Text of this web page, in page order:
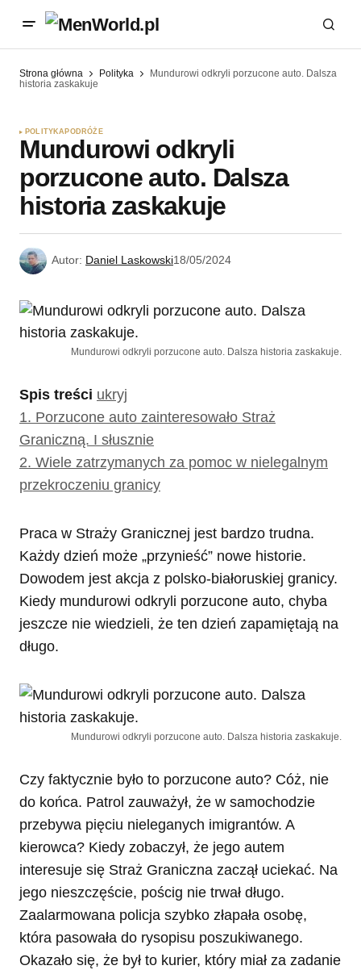
Strona główna Polityka
Mundurowi odkryli porzucone auto. Dalsza
historia zaskakuje
POLITYKA PODRÓŻE
Mundurowi odkryli
porzucone auto. Dalsza
historia zaskakuje
Autor: Daniel Laskowski18/05/2024
Mundurowi odkryli porzucone auto. Dalsza historia zaskakuje.
Spis treści ukryj
1. Porzucone auto zainteresowało Straż
Graniczną. I słusznie
2. Wiele zatrzymanych za pomoc w nielegalnym
przekroczeniu granicy
Praca w Straży Granicznej jest bardzo trudna.
Każdy dzień może „przynieść” nowe historie.
Dowodem jest akcja z polsko-białoruskiej granicy.
Kiedy mundurowi odkryli porzucone auto, chyba
jeszcze nie wiedzieli, że ten dzień zapamiętają na
długo.
Mundurowi odkryli porzucone auto. Dalsza historia zaskakuje.
Czy faktycznie było to porzucone auto? Cóż, nie
do końca. Patrol zauważył, że w samochodzie
przebywa pięciu nieleganych imigrantów. A
kierowca? Kiedy zobaczył, że jego autem
interesuje się Straż Graniczna zaczął uciekać. Na
jego nieszczęście, pościg nie trwał długo.
Zaalarmowana policja szybko złapała osobę,
która pasowała do rysopisu poszukiwanego.
Okazało się, że był to kurier, który miał za zadanie